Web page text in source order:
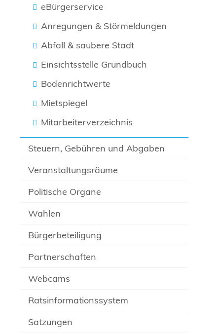
eBürgerservice
Anregungen & Störmeldungen
Abfall & saubere Stadt
Einsichtsstelle Grundbuch
Bodenrichtwerte
Mietspiegel
Mitarbeiterverzeichnis
Steuern, Gebühren und Abgaben
Veranstaltungsräume
Politische Organe
Wahlen
Bürgerbeteiligung
Partnerschaften
Webcams
Ratsinformationssystem
Satzungen